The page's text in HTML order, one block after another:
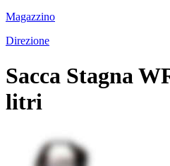
Magazzino
Direzione
Sacca Stagna
litri